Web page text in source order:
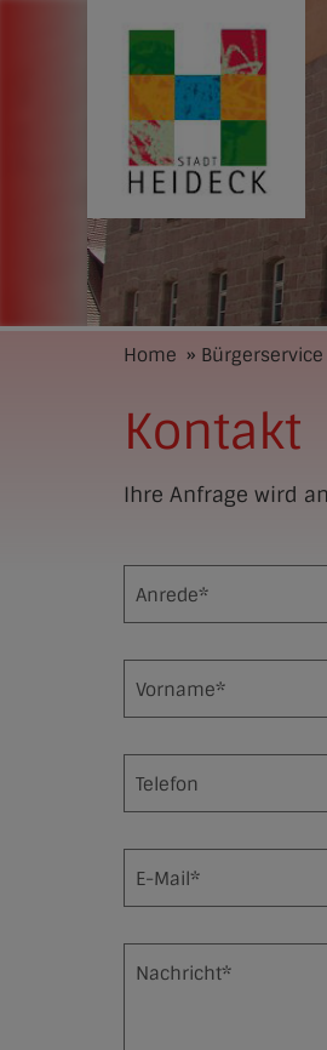
Home » Bürgerservice
Kontakt
Ihre Anfrage wird an
Anrede*
Vorname*
Telefon
E-Mail*
Nachricht*